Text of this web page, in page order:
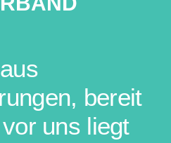
bereit
uns liegt